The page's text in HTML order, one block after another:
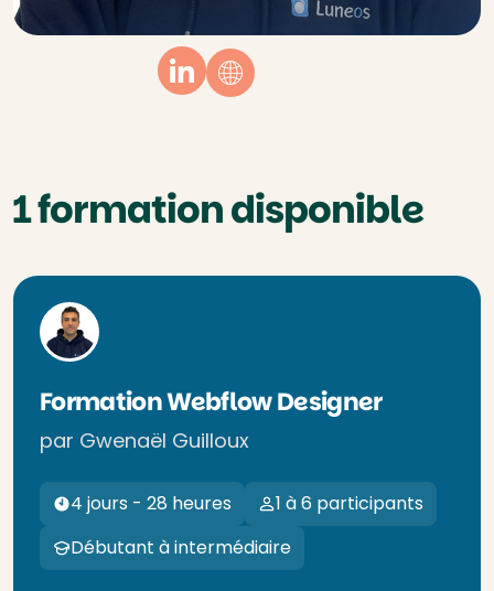
LinkedinWebsite
1 formation disponible
Formation Webflow Designer
par Gwenaël Guilloux
4 jours - 28 heures
1 à 6 participants
Débutant à intermédiaire